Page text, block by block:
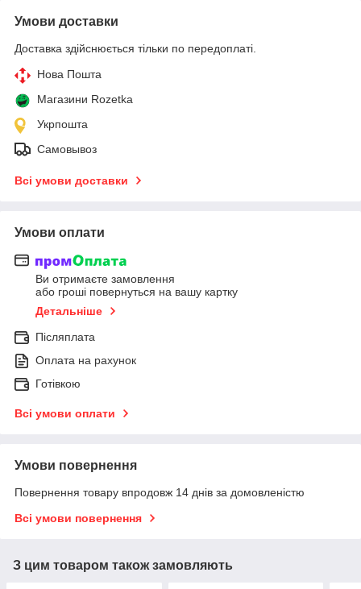
Умови доставки
Доставка здійснюється тільки по передоплаті.
Нова Пошта
Магазини Rozetka
Укрпошта
Самовывоз
Всі умови доставки
Умови оплати
Ви отримаєте замовлення
або гроші повернуться на вашу картку
Детальніше
Післяплата
Оплата на рахунок
Готівкою
Всі умови оплати
Умови повернення
Повернення товару впродовж 14 днів за домовленістю
Всі умови повернення
З цим товаром також замовляють